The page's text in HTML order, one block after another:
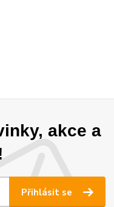
akce a
Přihlásit se